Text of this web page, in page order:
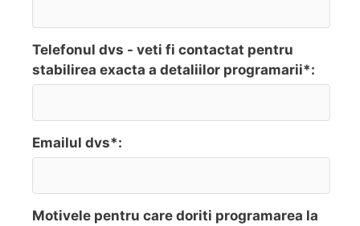
Telefonul dvs - veti fi contactat pentru
stabilirea exacta a detaliilor programarii*:
Emailul dvs*:
Motivele pentru care doriti programarea la